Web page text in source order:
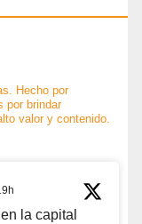
Hecho por
por brindar
valor y contenido.
la capital